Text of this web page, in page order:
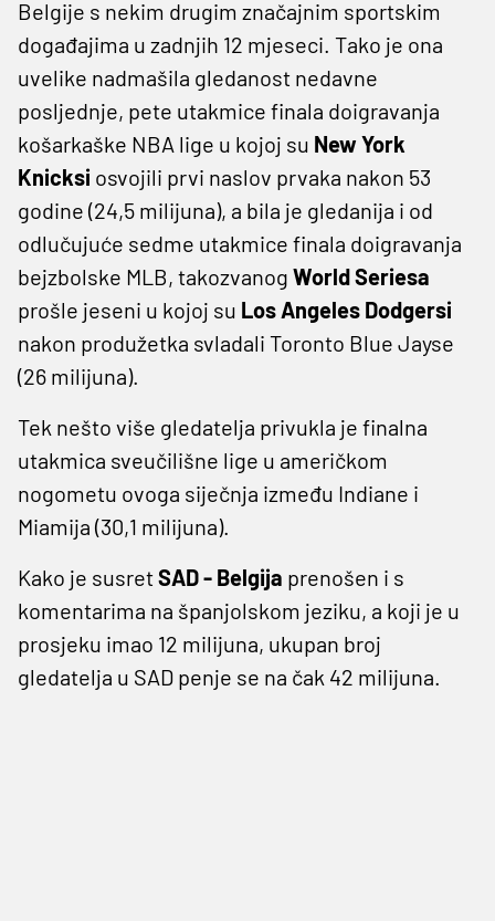
Belgije s nekim drugim značajnim sportskim
događajima u zadnjih 12 mjeseci. Tako je ona
uvelike nadmašila gledanost nedavne
posljednje, pete utakmice finala doigravanja
košarkaške NBA lige u kojoj su New York
Knicksi osvojili prvi naslov prvaka nakon 53
godine (24,5 milijuna), a bila je gledanija i od
odlučujuće sedme utakmice finala doigravanja
bejzbolske MLB, takozvanog World Seriesa
prošle jeseni u kojoj su Los Angeles Dodgersi
nakon produžetka svladali Toronto Blue Jayse
(26 milijuna).
Tek nešto više gledatelja privukla je finalna
utakmica sveučilišne lige u američkom
nogometu ovoga siječnja između Indiane i
Miamija (30,1 milijuna).
Kako je susretSAD - Belgija prenošen i s
komentarima na španjolskom jeziku, a koji je u
prosjeku imao 12 milijuna, ukupan broj
gledatelja u SAD penje se na čak 42 milijuna.